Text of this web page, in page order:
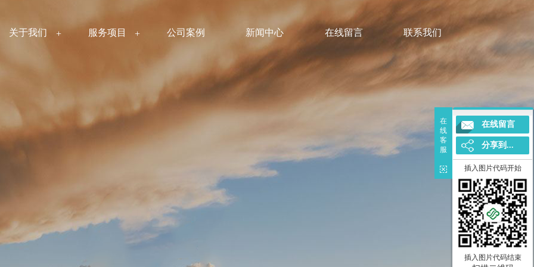
关于我们 服务项目 公司案例 新闻中心 在线留言 联系我们
在
线
客
服
在线留言
分享到...
插入图片代码开始
插入图片代码结束